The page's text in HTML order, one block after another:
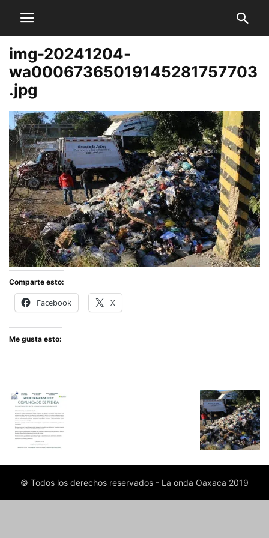
img-20241204-
wa00067365019145281757703
.jpg
Comparte esto:
Facebook X
Me gusta esto:
© Todos los derechos reservados - La onda Oaxaca 2019